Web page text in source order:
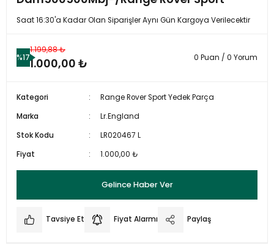
Saat 16:30'a Kadar Olan Siparişler Aynı Gün Kargoya Verilecektir
%17
1.199,88 ₺
1.000,00 ₺ 0 Puan / 0 Yorum
Kategori
Range Rover Sport Yedek Parça
Marka
Lr.England
Stok Kodu
LR020467 L
Fiyat
1.000,00 ₺
Gelince Haber Ver
Tavsiye Et Fiyat Alarmı Paylaş